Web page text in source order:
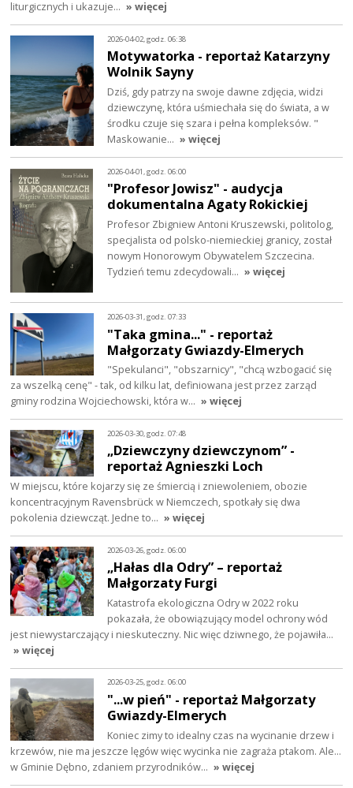
liturgicznych i ukazuje… » więcej
2026-04-02, godz. 06:38
Motywatorka - reportaż Katarzyny
Wolnik Sayny
Dziś, gdy patrzy na swoje dawne zdjęcia, widzi
dziewczynę, która uśmiechała się do świata, a w
środku czuje się szara i pełna kompleksów. "
Maskowanie… » więcej
2026-04-01, godz. 06:00
"Profesor Jowisz" - audycja
dokumentalna Agaty Rokickiej
Profesor Zbigniew Antoni Kruszewski, politolog,
specjalista od polsko-niemieckiej granicy, został
nowym Honorowym Obywatelem Szczecina.
Tydzień temu zdecydowali… » więcej
2026-03-31, godz. 07:33
"Taka gmina..." - reportaż
Małgorzaty Gwiazdy-Elmerych
"Spekulanci", "obszarnicy", "chcą wzbogacić się
za wszelką cenę" - tak, od kilku lat, definiowana jest przez zarząd
gminy rodzina Wojciechowski, która w… » więcej
2026-03-30, godz. 07:48
„Dziewczyny dziewczynom” -
reportaż Agnieszki Loch
W miejscu, które kojarzy się ze śmiercią i zniewoleniem, obozie
koncentracyjnym Ravensbrück w Niemczech, spotkały się dwa
pokolenia dziewcząt. Jedne to… » więcej
2026-03-26, godz. 06:00
„Hałas dla Odry” – reportaż
Małgorzaty Furgi
Katastrofa ekologiczna Odry w 2022 roku
pokazała, że obowiązujący model ochrony wód
jest niewystarczający i nieskuteczny. Nic więc dziwnego, że pojawiła…
» więcej
2026-03-25, godz. 06:00
"...w pień" - reportaż Małgorzaty
Gwiazdy-Elmerych
Koniec zimy to idealny czas na wycinanie drzew i
krzewów, nie ma jeszcze lęgów więc wycinka nie zagraża ptakom. Ale...
w Gminie Dębno, zdaniem przyrodników… » więcej